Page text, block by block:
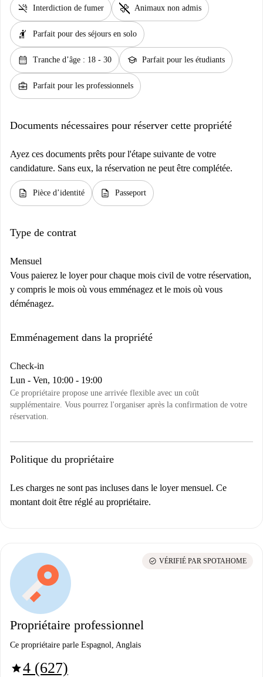
smoke_free Interdiction de fumer pet_supplies Animaux non admis
hail Parfait pour des séjours en solo
calendar_month Tranche d’âge : 18 - 30 school Parfait pour les étudiants
business_center Parfait pour les professionnels
Documents nécessaires pour réserver cette propriété
Ayez ces documents prêts pour l'étape suivante de votre
candidature. Sans eux, la réservation ne peut être complétée.
description Pièce d’identité description Passeport
Type de contrat
Mensuel
Vous paierez le loyer pour chaque mois civil de votre réservation,
y compris le mois où vous emménagez et le mois où vous
déménagez.
Emménagement dans la propriété
Check-in
Lun - Ven, 10:00 - 19:00
Ce propriétaire propose une arrivée flexible avec un coût
supplémentaire. Vous pourrez l'organiser après la confirmation de votre
réservation.
Politique du propriétaire
Les charges ne sont pas incluses dans le loyer mensuel. Ce
montant doit être réglé au propriétaire.
Propriétaire professionnel
Ce propriétaire parle Espagnol, Anglais
star4 (627)
check_circle VÉRIFIÉ PAR SPOTAHOME